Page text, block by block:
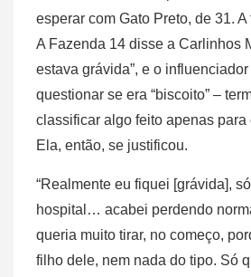
esperar com Gato Preto, de 31.
A Fazenda 14 disse a Carlinhos
estava grávida”, e o
questionar se era “biscoito” –
classificar algo feito apenas para
Ela, então, se justificou.
“Realmente eu fiquei [grávida],
hospital… acabei perdendo
queria muito tirar, no começo,
filho dele, nem nada do tipo. Só